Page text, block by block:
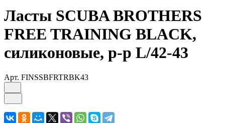
Ласты SCUBA BROTHERS
FREE TRAINING BLACK,
силиконовые, р-р L/42-43
Арт. FINSSBFRTRBK43